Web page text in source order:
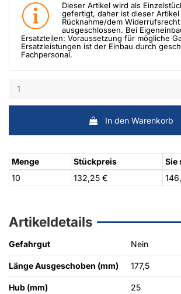
Dieser Artikel wird als
gefertigt, daher ist dieser
Rücknahme/dem Widerrufsrecht
ausgeschlossen. Bei
Ersatzteilen: Voraussetzung für mögliche
Ersatzleistungen ist der Einbau durch
Fachpersonal.
In den Warenkorb
Menge Stückpreis
Sie
10
132,25 €
Artikeldetails
Gefahrgut Nein
Länge Ausgeschoben (mm) 177,5
Hub (mm) 25